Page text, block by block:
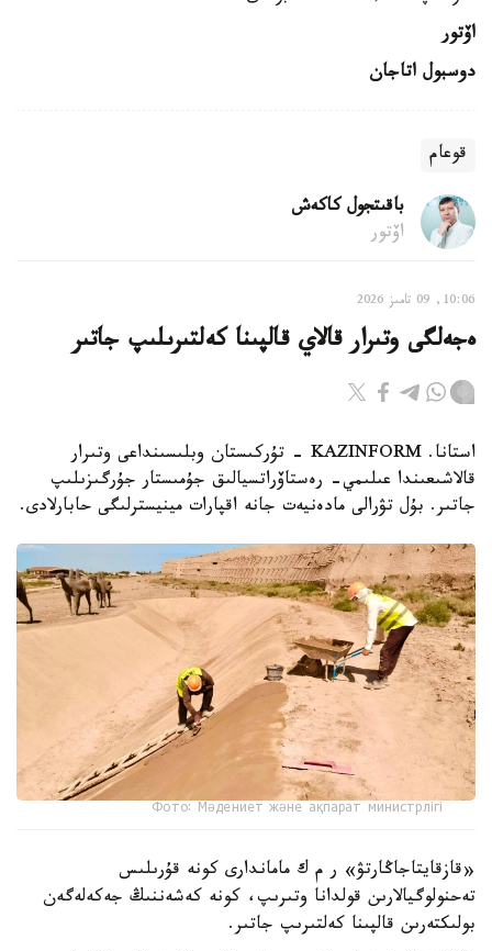
اۆتور
دوسبول اتاجان
قوعام
باقىتجول كاكەش
اۆتور
10:06, 09 تامىز 2026
ەجەلگى وتىرار قالاي قالپىنا كەلتىرىلىپ جاتىر
استانا. KAZINFORM - تۇركىستان وبلىسىنداعى وتىرار
قالاشىعىندا عىلىمي- رەستاۆراتسيالىق جۇمىستار جۇرگىزىلىپ
جاتىر. بۇل تۋرالى مادەنيەت جانە اقپارات مينيسترلىگى حابارلادى.
Фото: Мәдениет және ақпарат министрлігі
«قازقايتاجاڭارتۋ» ر م ك ماماندارى كونە قۇرىلىس
تەحنولوگيالارىن قولدانا وتىرىپ، كونە كەشەننىڭ جەكەلەگەن
بولىكتەرىن قالپىنا كەلتىرىپ جاتىر.